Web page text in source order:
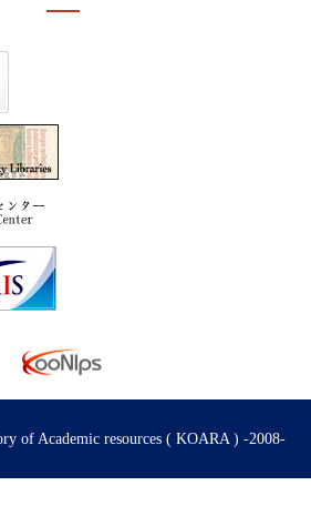
of Academic resources ( KOARA ) -2008-